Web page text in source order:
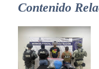
Contenido